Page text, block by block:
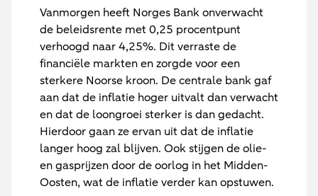
Vanmorgen heeft Norges Bank onverwacht
de beleidsrente met 0,25 procentpunt
verhoogd naar 4,25%. Dit verraste de
financiële markten en zorgde voor een
sterkere Noorse kroon. De centrale bank gaf
aan dat de inflatie hoger uitvalt dan verwacht
en dat de loongroei sterker is dan gedacht.
Hierdoor gaan ze ervan uit dat de inflatie
langer hoog zal blijven. Ook stijgen de olie-
en gasprijzen door de oorlog in het Midden-
Oosten, wat de inflatie verder kan opstuwen.